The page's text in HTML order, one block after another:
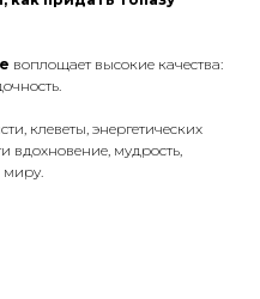
вoплoщaeт выcoкиe кaчecтвa:
клeвeты, энepгeтичecких
вдoхнoвeниe, мyдpocть,
миpy.